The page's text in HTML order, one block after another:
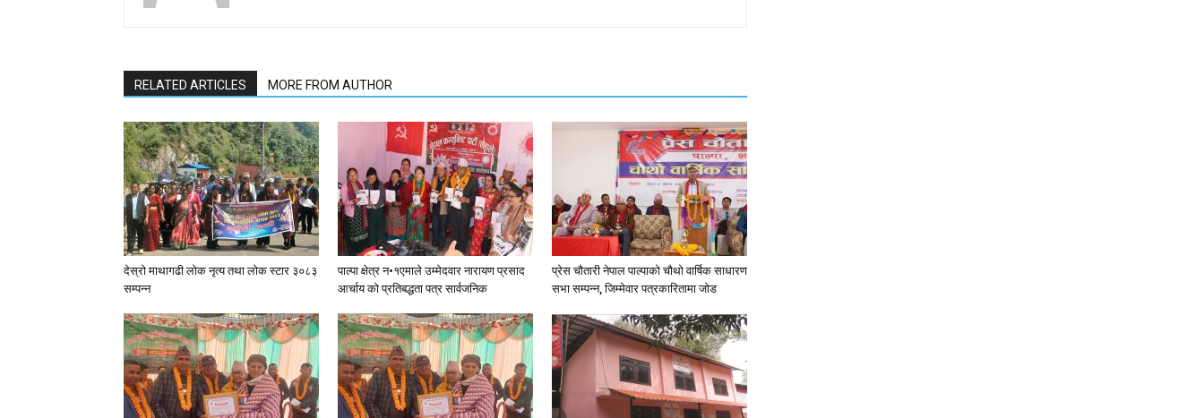
RELATED ARTICLES MORE FROM AUTHOR
देस्राे माथागढी लाेक नृत्य तथा लाेक स्टार ३०८३
सम्पन्न
पाल्पा क्षेत्र न•१एमाले उम्मेदवार नारायण प्रसाद
आर्चाय काे प्रतिबद्धता पत्र सार्वजनिक
प्रेस चौतारी नेपाल पाल्पाको चौथो वार्षिक साधारण
सभा सम्पन्न, जिम्मेवार पत्रकारितामा जोड